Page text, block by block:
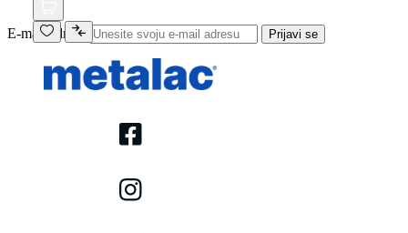
E-mail adresa Prijavi se